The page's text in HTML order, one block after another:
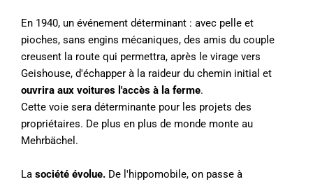
En 1940, un événement déterminant : avec pelle et
pioches, sans engins mécaniques, des amis du couple
creusent la route qui permettra, après le virage vers
Geishouse, d'échapper à la raideur du chemin initial et
ouvrira aux voitures l'accès à la ferme.
Cette voie sera déterminante pour les projets des
propriétaires. De plus en plus de monde monte au
Mehrbächel.
La société évolue. De l'hippomobile, on passe à